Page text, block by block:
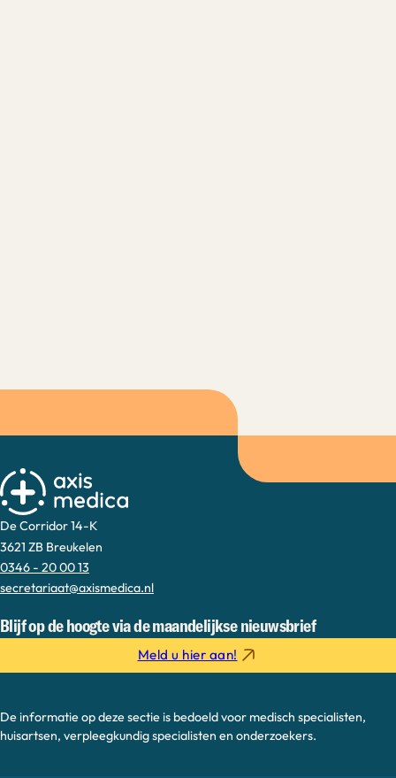
De Corridor 14-K
3621 ZB Breukelen
0346 - 20 00 13
secretariaat@axismedica.nl
Blijf op de hoogte via de maandelijkse nieuwsbrief
Meld u hier aan!
De informatie op deze sectie is bedoeld voor medisch specialisten,
huisartsen, verpleegkundig specialisten en onderzoekers.